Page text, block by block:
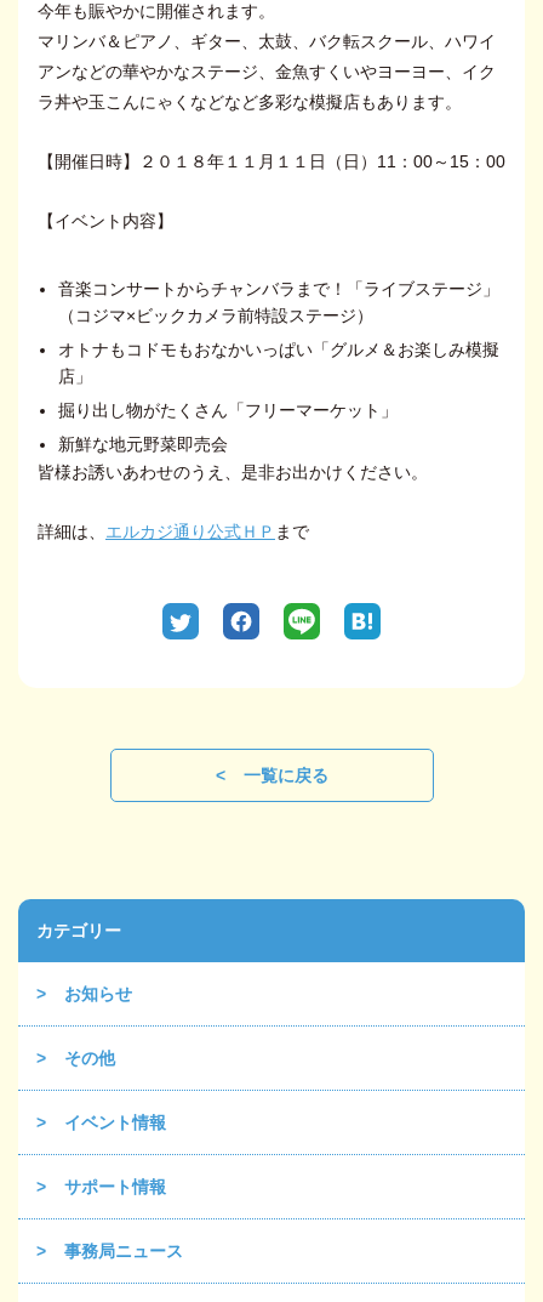
今年も賑やかに開催されます。
マリンバ＆ピアノ、ギター、太鼓、バク転スクール、ハワイ
アンなどの華やかなステージ、金魚すくいやヨーヨー、イク
ラ丼や玉こんにゃくなどなど多彩な模擬店もあります。
【開催日時】２０１８年１１月１１日（日）11：00～15：00
【イベント内容】
音楽コンサートからチャンバラまで！「ライブステージ」
（コジマ×ビックカメラ前特設ステージ）
オトナもコドモもおなかいっぱい「グルメ＆お楽しみ模擬
店」
掘り出し物がたくさん「フリーマーケット」
新鮮な地元野菜即売会
皆様お誘いあわせのうえ、是非お出かけください。
詳細は、 エルカジ通り公式ＨＰ まで
一覧に戻る
カテゴリー
お知らせ
その他
イベント情報
サポート情報
事務局ニュース